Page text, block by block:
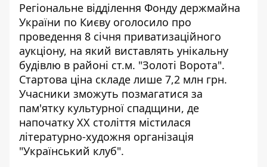
Регіональне відділення Фонду держмайна
України по Києву оголосило про
проведення 8 січня приватизаційного
аукціону, на який виставлять унікальну
будівлю в районі ст.м. "Золоті Ворота".
Стартова ціна складе лише 7,2 млн грн.
Учасники зможуть позмагатися за
пам'ятку культурної спадщини, де
напочатку ХХ століття містилася
літературно-художня організація
"Український клуб".